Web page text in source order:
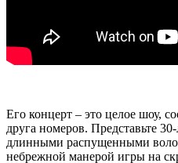
Его концерт – это целое шоу,
друга номеров. Представьте
длинными распущенными
небрежной манерой игры на